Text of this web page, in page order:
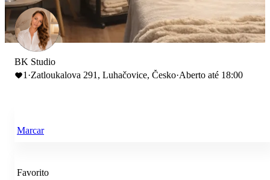
BK Studio
1 ·Zatloukalova 291, Luhačovice, Česko·Aberto até 18:00
Marcar
Favorito